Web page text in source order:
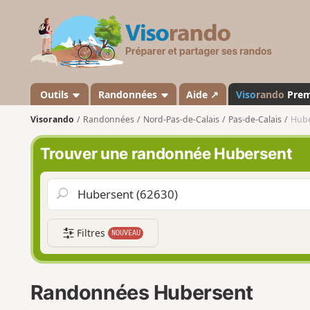
s
a
n
d
o
Outils Randonnées Aide ↗ Visorando
Visorando Randonnées Nord-Pas-de-Calais Pas-de-Calais
Trouver une randonnée Hubersent
Filtres NOUVEAU
Randonnées Hubersent